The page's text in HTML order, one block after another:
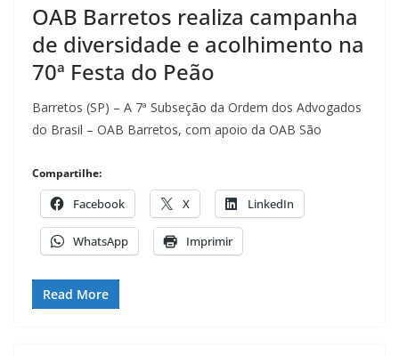
OAB Barretos realiza campanha
de diversidade e acolhimento na
70ª Festa do Peão
Barretos (SP) – A 7ª Subseção da Ordem dos Advogados
do Brasil – OAB Barretos, com apoio da OAB São
Compartilhe:
Facebook X LinkedIn
WhatsApp Imprimir
Read More